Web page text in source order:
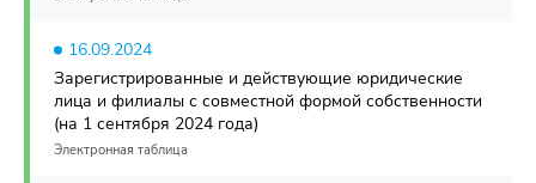
16.09.2024
Зарегистрированные и действующие юридические
лица и филиалы с совместной формой собственности
(на 1 сентября 2024 года)
Электронная таблица